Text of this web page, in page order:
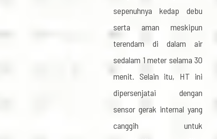
sepenuhnya kedap debu
serta aman meskipun
terendam di dalam air
sedalam 1 meter selama 30
menit. Selain itu, HT ini
dipersenjatai dengan
sensor gerak internal yang
canggih untuk